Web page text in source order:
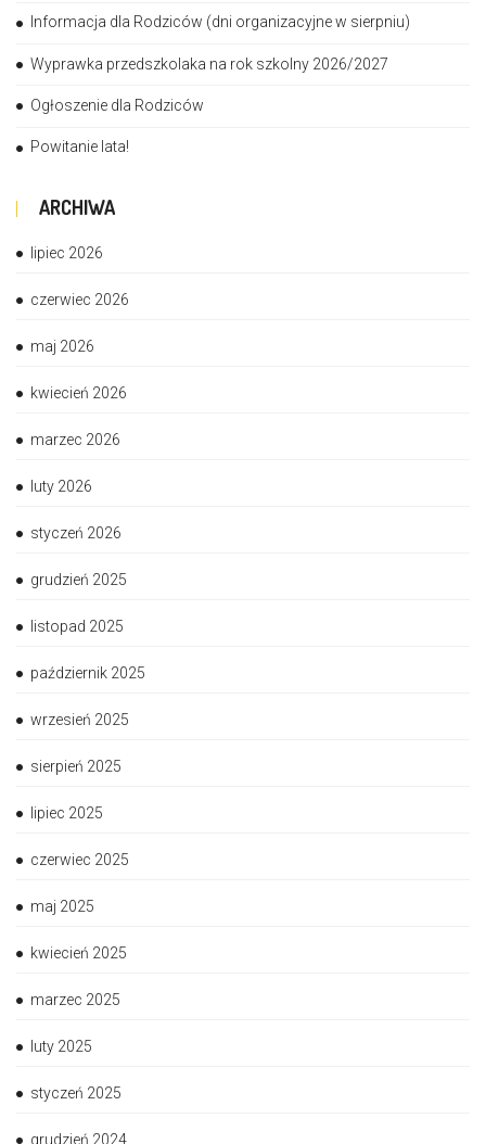
Informacja dla Rodziców (dni organizacyjne w sierpniu)
Wyprawka przedszkolaka na rok szkolny 2026/2027
Ogłoszenie dla Rodziców
Powitanie lata!
ARCHIWA
lipiec 2026
czerwiec 2026
maj 2026
kwiecień 2026
marzec 2026
luty 2026
styczeń 2026
grudzień 2025
listopad 2025
październik 2025
wrzesień 2025
sierpień 2025
lipiec 2025
czerwiec 2025
maj 2025
kwiecień 2025
marzec 2025
luty 2025
styczeń 2025
grudzień 2024